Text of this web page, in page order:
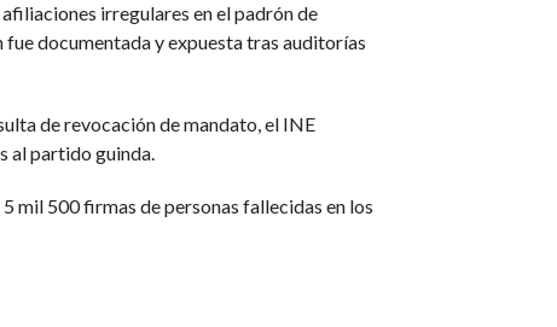
irregulares en el padrón de
documentada y expuesta tras auditorías
de revocación de mandato, el INE
al partido guinda.
mil 500 firmas de personas fallecidas en los